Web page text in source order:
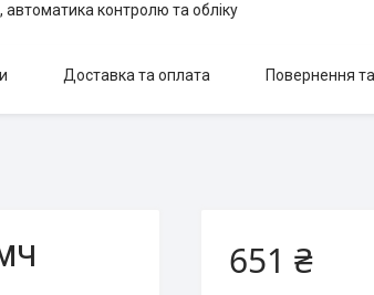
контролю та обліку
Доставка та оплата Повернення
651 ₴